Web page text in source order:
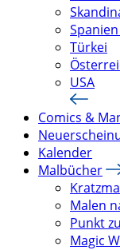
Türkei
USA
Comics &
Kalender
Malbücher
Malen
Punkt
Magic